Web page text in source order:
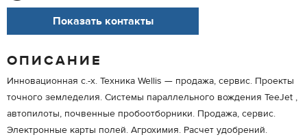
Показать контакты
ОПИСАНИЕ
Инновационная с.-х. Техника Wellis — продажа, сервис. Проекты
точного земледелия. Системы параллельного вождения TeeJet ,
автопилоты, почвенные пробоотборники. Продажа, сервис.
Электронные карты полей. Агрохимия. Расчет удобрений.